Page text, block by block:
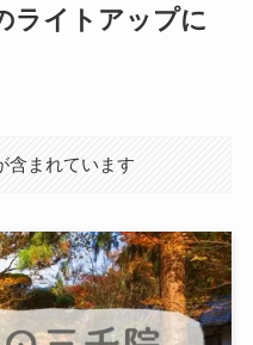
ライトアップに
含まれています